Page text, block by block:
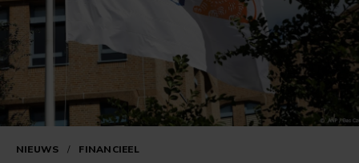
NIEUWS / FINANCIEEL